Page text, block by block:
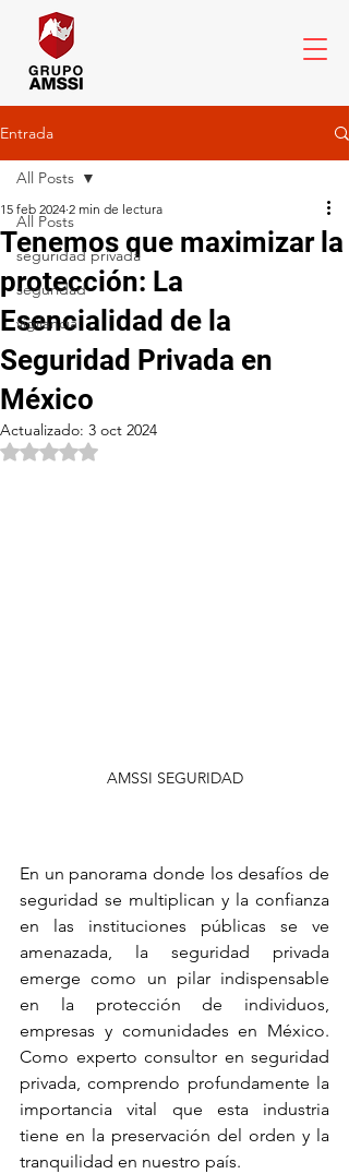
Entrada
All Posts
seguridad privada
seguridad
vigilancia
All Posts
Tenemos que maximizar la
protección: La
Esencialidad de la
Seguridad Privada en
México
15 feb 2024 2 min de lectura
Actualizado: 3 oct 2024
Obtuvo NaN de 5 estrellas.
AMSSI SEGURIDAD
En un panorama donde los desafíos de
seguridad se multiplican y la confianza
en las instituciones públicas se ve
amenazada, la seguridad privada
emerge como un pilar indispensable
en la protección de individuos,
empresas y comunidades en México.
Como experto consultor en seguridad
privada, comprendo profundamente la
importancia vital que esta industria
tiene en la preservación del orden y la
tranquilidad en nuestro país.